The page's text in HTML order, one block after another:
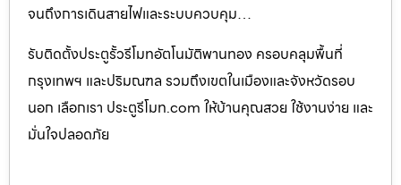
จนถึงการเดินสายไฟและระบบควบคุม…
รับติดตั้งประตูรั้วรีโมทอัตโนมัติพานทอง ครอบคลุมพื้นที่
กรุงเทพฯ และปริมณฑล รวมถึงเขตในเมืองและจังหวัดรอบ
นอก เลือกเรา ประตูรีโมท.com ให้บ้านคุณสวย ใช้งานง่าย และ
มั่นใจปลอดภัย